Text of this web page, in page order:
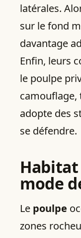
latérales.
sur le fond
davantage
Enfin, leurs
le poulpe
camouflage,
adopte des
se défendre.
mode
Le poulpe
zones